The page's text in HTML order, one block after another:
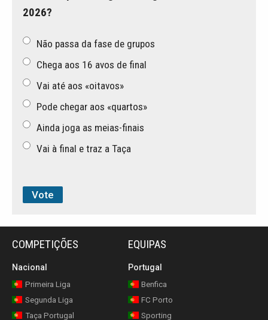
2026?
Não passa da fase de grupos
Chega aos 16 avos de final
Vai até aos «oitavos»
Pode chegar aos «quartos»
Ainda joga as meias-finais
Vai à final e traz a Taça
COMPETIÇÕES
Nacional
Primeira Liga
Segunda Liga
Taça Portugal
EQUIPAS
Portugal
Benfica
FC Porto
Sporting